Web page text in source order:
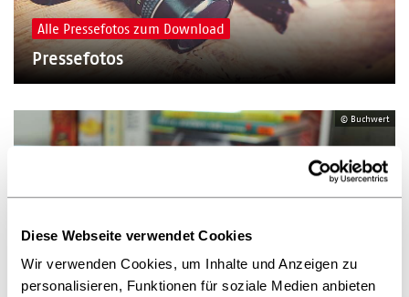
Diese Webseite verwendet Cookies
Wir verwenden Cookies, um Inhalte und Anzeigen zu
personalisieren, Funktionen für soziale Medien anbieten
Alle Pressefotos zum Download
Pressefotos
Alle Presseinfos auf einen Blick
Digitale Pressemappen
© Buchwert